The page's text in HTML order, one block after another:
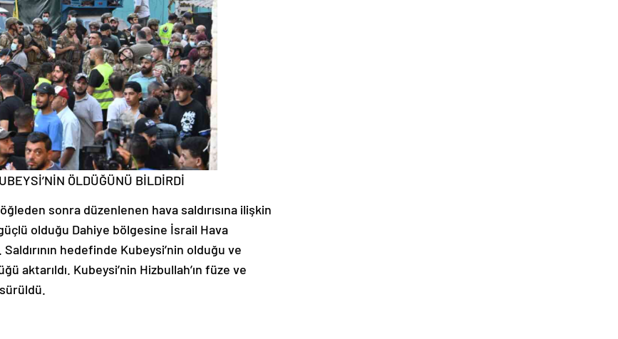
ÖLDÜĞÜNÜ BİLDİRDİ
sonra düzenlenen hava saldırısına ilişkin
güçlü olduğu Dahiye bölgesine İsrail Hava
hedefinde Kubeysi’nin olduğu ve
aktarıldı. Kubeysi’nin Hizbullah’ın füze ve